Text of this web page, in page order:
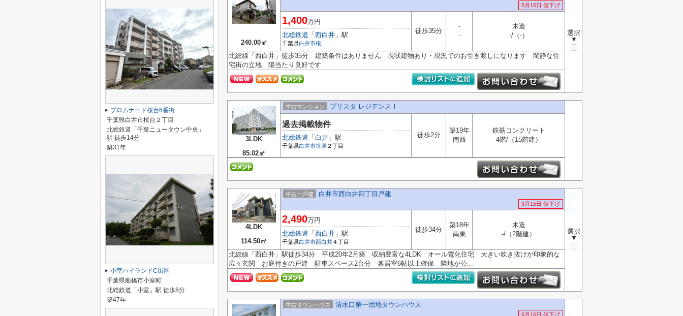
240.00㎡
5月16日 値下げ
選択
▼
1,400万円
北総鉄道 「 西白井 」駅
千葉県白井市根
徒歩35分
-
-
木造
-/（-）
北総線「西白井」徒歩35分 建築条件はありません 現状建物あり・現況でのお引き渡しになります 閑静な住
宅街の立地 陽当たり良好です
3LDK
85.02㎡
中古マンション プリスタ レジデンスⅠ
過去掲載物件
北総鉄道 「 白井 」駅
千葉県白井市笹塚 ２丁目
徒歩2分
築19年
南西
鉄筋コンクリート
4階/（15階建）
4LDK
114.50㎡
中古一戸建 白井市西白井四丁目戸建
3月15日 値下げ
選択
▼
2,490万円
北総鉄道 「 西白井 」駅
千葉県白井市西白井４丁目
徒歩34分
築18年
南東
木造
-/（2階建）
北総線「西白井」駅徒歩34分 平成20年2月築 収納豊富な4LDK オール電化住宅 大きい吹き抜けが印象的な
広々玄関 お庭付きの戸建 駐車スペース2台分 各居室6帖以上確保 隣地が公...
中古タウンハウス 清水口第一団地タウンハウス
6月16日 値下げ
プロムナード桜台6番街
千葉県白井市桜台２丁目
北総鉄道「千葉ニュータウン中央」
駅 徒歩14分
築31年
小室ハイランドC街区
千葉県船橋市小室町
北総鉄道「小室」駅 徒歩8分
築47年